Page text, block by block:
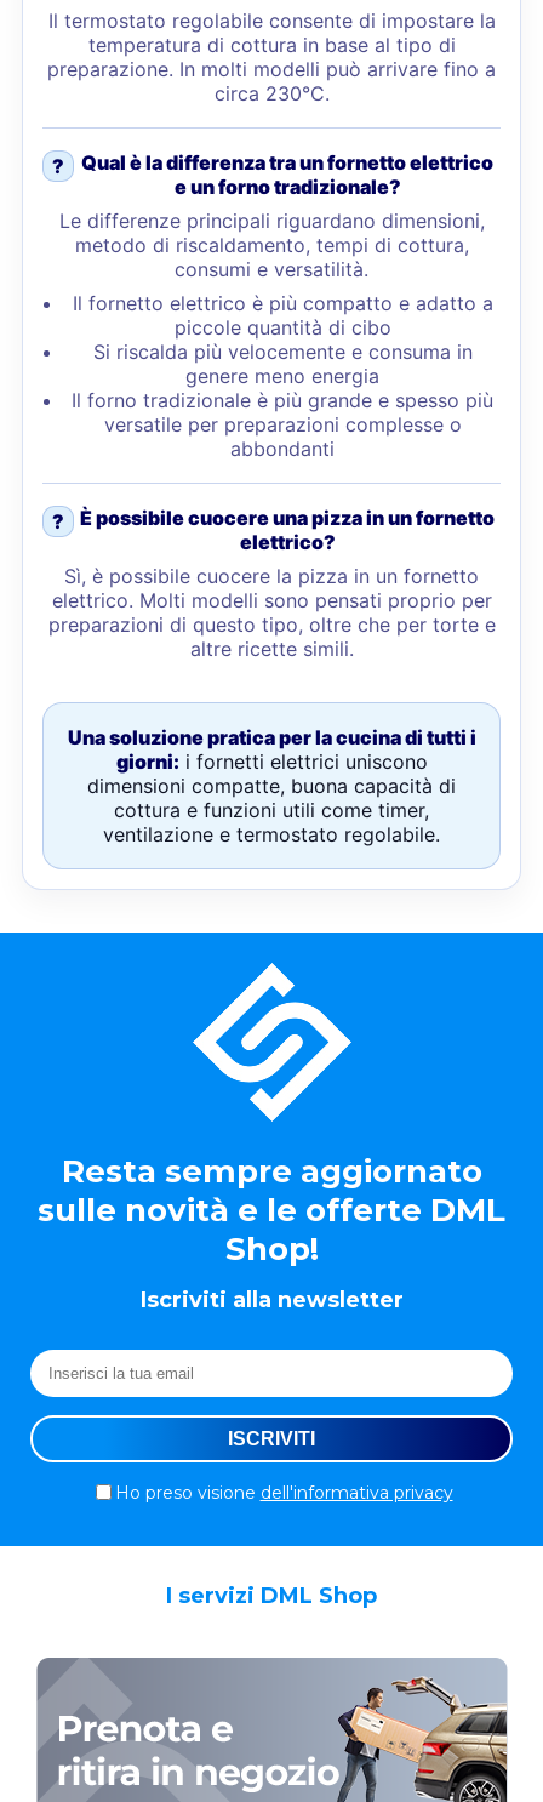
Il termostato regolabile consente di impostare la
temperatura di cottura in base al tipo di
preparazione. In molti modelli può arrivare fino a
circa 230°C.
?
Qual è la differenza tra un fornetto elettrico
e un forno tradizionale?
Le differenze principali riguardano dimensioni,
metodo di riscaldamento, tempi di cottura,
consumi e versatilità.
Il fornetto elettrico è più compatto e adatto a
piccole quantità di cibo
Si riscalda più velocemente e consuma in
genere meno energia
Il forno tradizionale è più grande e spesso più
versatile per preparazioni complesse o
abbondanti
?
È possibile cuocere una pizza in un fornetto
elettrico?
Sì, è possibile cuocere la pizza in un fornetto
elettrico. Molti modelli sono pensati proprio per
preparazioni di questo tipo, oltre che per torte e
altre ricette simili.
Una soluzione pratica per la cucina di tutti i
giorni: i fornetti elettrici uniscono
dimensioni compatte, buona capacità di
cottura e funzioni utili come timer,
ventilazione e termostato regolabile.
Resta sempre aggiornato
sulle novità e le offerte DML
Shop!
Iscriviti alla newsletter
Ho preso visione dell'informativa privacy
I servizi DML Shop